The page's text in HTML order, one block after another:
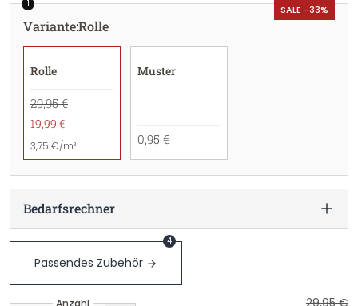
SALE -33%
1
Variante:Rolle
Rolle
29,95 €
19,99 €
3,75 €/m²
Muster
0,95 €
Bedarfsrechner
Passendes Zubehör
4
29,95 €